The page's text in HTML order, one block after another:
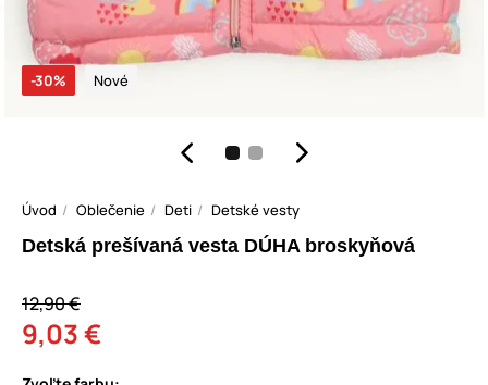
-30% Nové
Úvod Oblečenie Deti Detské vesty
Detská prešívaná vesta DÚHA broskyňová
12,90 €
9,03 €